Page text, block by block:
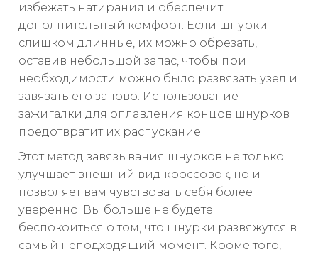
избежать натирания и обеспечит
дополнительный комфорт. Если шнурки
слишком длинные, их можно обрезать,
оставив небольшой запас, чтобы при
необходимости можно было развязать узел и
завязать его заново. Использование
зажигалки для оплавления концов шнурков
предотвратит их распускание.
Этот метод завязывания шнурков не только
улучшает внешний вид кроссовок, но и
позволяет вам чувствовать себя более
уверенно. Вы больше не будете
беспокоиться о том, что шнурки развяжутся в
самый неподходящий момент. Кроме того,